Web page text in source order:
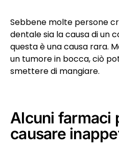
Sebbene molte persone
dentale sia la causa di un
questa è una causa rara.
un tumore in bocca, ciò
smettere di mangiare.
Alcuni farmaci
causare